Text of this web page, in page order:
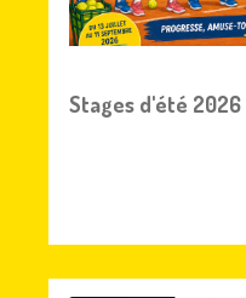
Stages d'été 2026